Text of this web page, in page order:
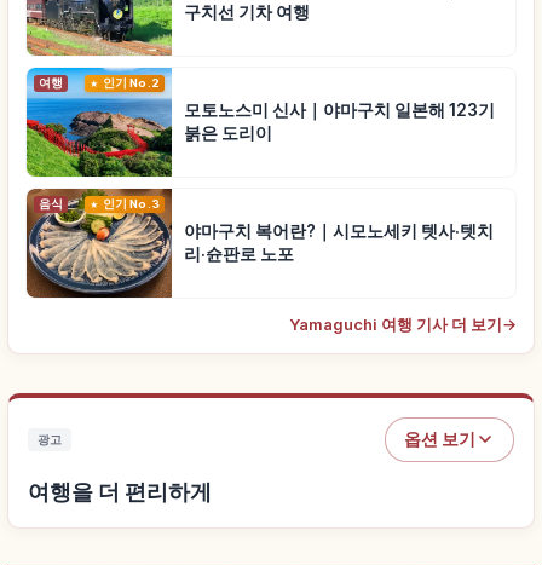
구치선 기차 여행
여행 인기 No.2
모토노스미 신사｜야마구치 일본해 123기
붉은 도리이
음식 인기 No.3
야마구치 복어란?｜시모노세키 텟사·텟치
리·슌판로 노포
Yamaguchi 여행 기사 더 보기 →
광고 옵션 보기
여행을 더 편리하게